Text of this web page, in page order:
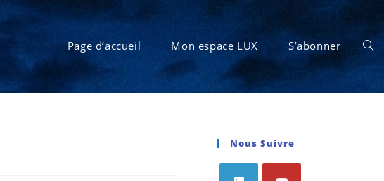
Page d’accueil Mon espace LUX S’abonner
Nous Suivre